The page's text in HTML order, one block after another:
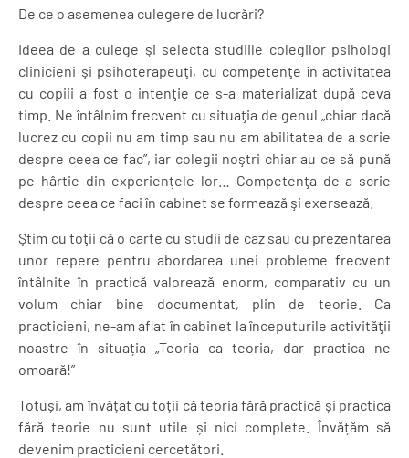
De ce o asemenea culegere de lucrări?
Ideea de a culege şi selecta studiile colegilor psihologi
clinicieni şi psihoterapeuţi, cu competenţe în activitatea
cu copiii a fost o intenţie ce s-a materializat după ceva
timp. Ne întâlnim frecvent cu situaţia de genul „chiar dacă
lucrez cu copii nu am timp sau nu am abilitatea de a scrie
despre ceea ce fac”, iar colegii noştri chiar au ce să pună
pe hârtie din experienţele lor… Competenţa de a scrie
despre ceea ce faci în cabinet se formează şi exersează.
Ştim cu toţii că o carte cu studii de caz sau cu prezentarea
unor repere pentru abordarea unei probleme frecvent
întâlnite în practică valorează enorm, comparativ cu un
volum chiar bine documentat, plin de teorie. Ca
practicieni, ne-am aflat în cabinet la începuturile activităţii
noastre în situația „Teoria ca teoria, dar practica ne
omoară!”
Totuși, am învățat cu toții că teoria fără practică și practica
fără teorie nu sunt utile și nici complete. Învățăm să
devenim practicieni cercetători.